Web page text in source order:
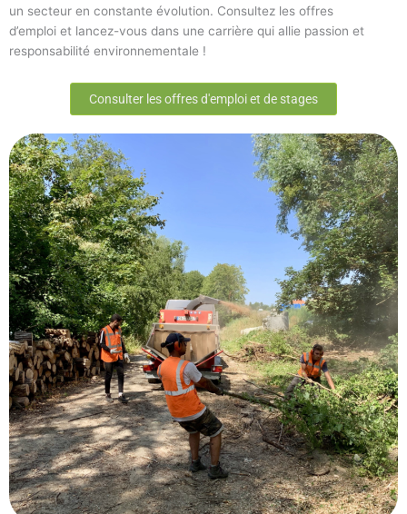
un secteur en constante évolution. Consultez les offres
d’emploi et lancez-vous dans une carrière qui allie passion et
responsabilité environnementale !
Consulter les offres d'emploi et de stages